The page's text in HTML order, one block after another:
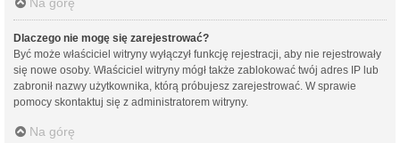
Dlaczego nie mogę się zarejestrować?
Być może właściciel witryny wyłączył funkcję rejestracji, aby nie rejestrowały
się nowe osoby. Właściciel witryny mógł także zablokować twój adres IP lub
zabronił nazwy użytkownika, którą próbujesz zarejestrować. W sprawie
pomocy skontaktuj się z administratorem witryny.
Na górę